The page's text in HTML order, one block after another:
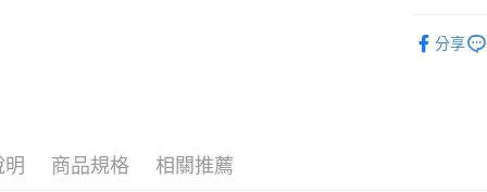
7-11取貨
分享
明 商品規格 相關推薦